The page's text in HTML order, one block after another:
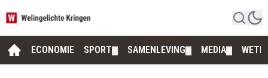
ECONOMIE SPORT SAMENLEVING MEDIA